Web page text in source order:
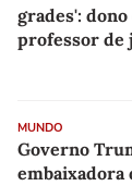
grades':
professor
MUNDO
Governo
embaixadora